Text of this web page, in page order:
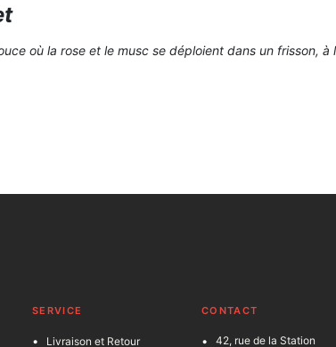
où la rose et le musc se déploient dans un frisson,
SERVICE
Livraison et Retour
CONTACT
42, rue de la Station